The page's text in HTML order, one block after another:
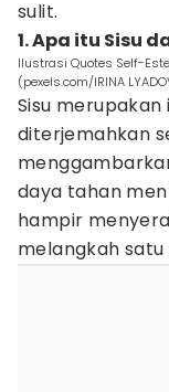
sulit.
1. Apa itu Sisu
Ilustrasi Quotes Self-
(pexels.com/IRINA
Sisu
diterjemahkan
daya tahan
hampir
melangkah satu